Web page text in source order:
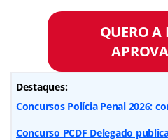
QUERO
Destaques:
Concursos Polícia Penal 2026:
Concurso PCDF Delegado